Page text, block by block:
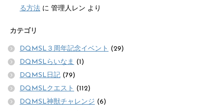
る方法 に 管理人レン より
カテゴリ
DQMSL３周年記念イベント (29)
DQMSLらいなま (1)
DQMSL日記 (79)
DQMSLクエスト (112)
DQMSL神獣チャレンジ (6)